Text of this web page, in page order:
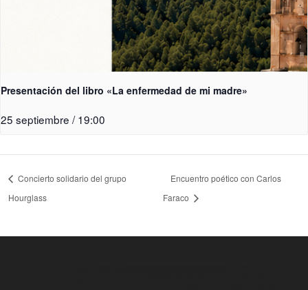
Presentación del libro «La enfermedad de mi madre»
25 septiembre / 19:00
Concierto solidario del grupo
Hourglass
Encuentro poético con Carlos
Faraco